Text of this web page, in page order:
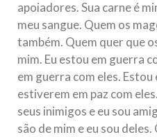
apoiadores. Sua carne é
meu sangue. Quem os
também. Quem quer que
mim. Eu estou em guerra
em guerra com eles. Estou
estiverem em paz com
seus inimigos e eu sou
são de mim e eu sou